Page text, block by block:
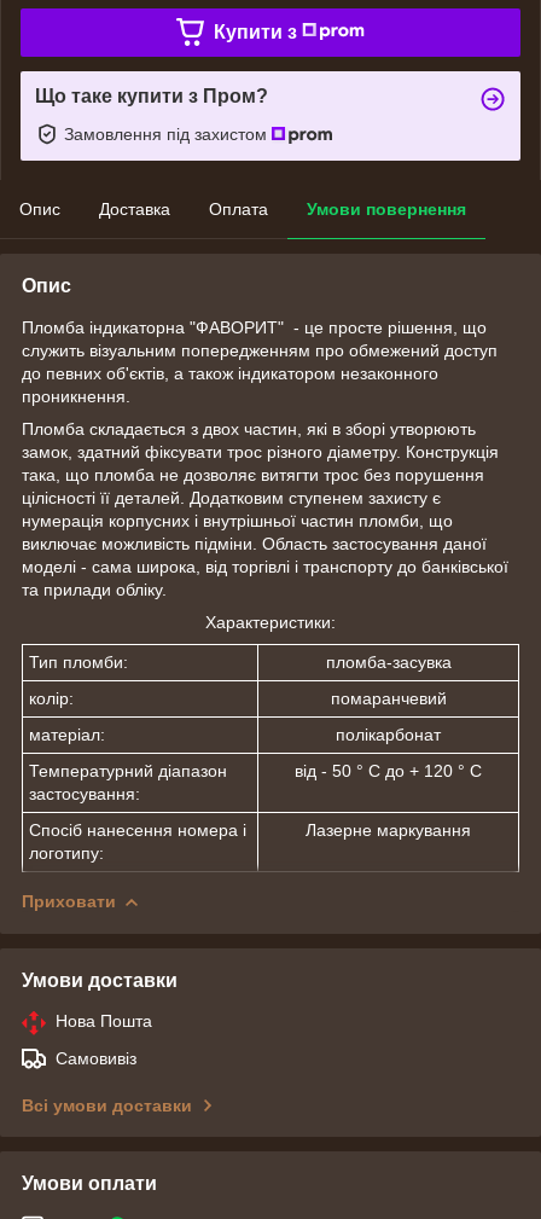
Купити з
Що таке купити з Пром?
Замовлення під захистом
Опис Доставка Оплата Умови повернення
Опис
Пломба індикаторна "ФАВОРИТ" - це просте рішення, що
служить візуальним попередженням про обмежений доступ
до певних об'єктів, а також індикатором незаконного
проникнення.
Пломба складається з двох частин, які в зборі утворюють
замок, здатний фіксувати трос різного діаметру. Конструкція
така, що пломба не дозволяє витягти трос без порушення
цілісності її деталей. Додатковим ступенем захисту є
нумерація корпусних і внутрішньої частин пломби, що
виключає можливість підміни. Область застосування даної
моделі - сама широка, від торгівлі і транспорту до банківської
та прилади обліку.
Характеристики:
Тип пломби:
пломба-засувка
колір:
помаранчевий
матеріал:
полікарбонат
Температурний діапазон
застосування:
від - 50 ° С до + 120 ° С
Спосіб нанесення номера і
логотипу:
Лазерне маркування
Приховати
Умови доставки
Нова Пошта
Самовивіз
Всі умови доставки
Умови оплати